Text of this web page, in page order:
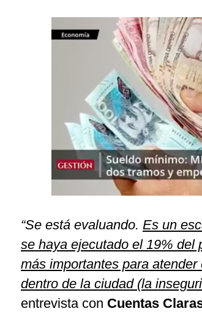
“Se está evaluando. Es un
se haya ejecutado el 19% del
más importantes para
dentro de la ciudad (la
entrevista con Cuentas